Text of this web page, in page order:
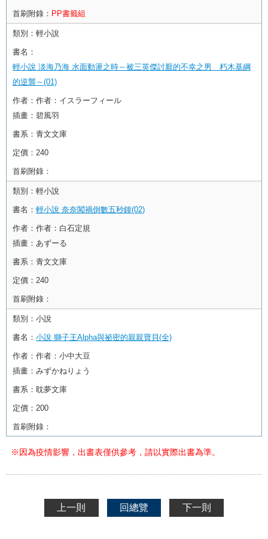
首刷附錄： PP書籤組
類別： 輕小說
書名：
輕小說 淡海乃海 水面動盪之時～被三英傑討厭的不幸之男 朽木基綱
的逆襲～(01)
作者： 作者：イスラーフィール
插畫：碧風羽
書系： 青文文庫
定價： 240
首刷附錄：
類別： 輕小說
書名： 輕小說 奈奈闖禍倒數五秒鐘(02)
作者： 作者：白石定規
插畫：あずーる
書系： 青文文庫
定價： 240
首刷附錄：
類別： 小說
書名： 小說 獅子王Alpha與祕密的親親寶貝(全)
作者： 作者：小中大豆
插畫：みずかねりょう
書系： 耽夢文庫
定價： 200
首刷附錄：
※因為疫情影響，出書表僅供參考，請以實際出書為準。
上一則 回總覽 下一則